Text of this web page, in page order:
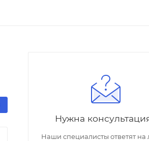
Нужна
Наши специалисты ответят на